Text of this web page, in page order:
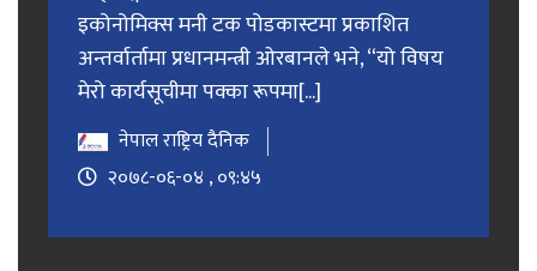
इकोनोमिक्स मनी टक पोडकास्टमा प्रकाशित
अन्तर्वार्तामा प्रधानमन्त्री ओरबानले भने, “यो विषय
मेरो कार्यसूचीमा पक्का रूपमा[...]
नेपाल राष्ट्रिय दैनिक
२०७८-०६-०४ , ०९:४५